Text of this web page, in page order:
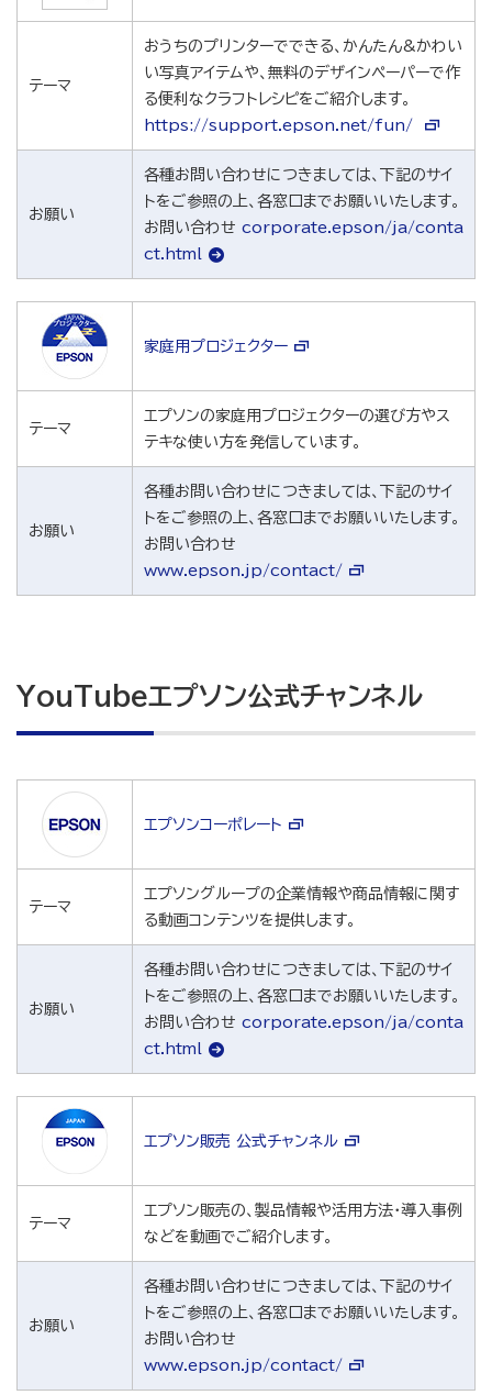
テーマ
おうちのプリンターでできる、かんたん&かわい
い写真アイテムや、無料のデザインペーパーで作
る便利なクラフトレシピをご紹介します。
https://support.epson.net/fun/
お願い
各種お問い合わせにつきましては、下記のサイ
トをご参照の上、各窓口までお願いいたします。
お問い合わせ corporate.epson/ja/conta
ct.html
家庭用プロジェクター
テーマ
エプソンの家庭用プロジェクターの選び方やス
テキな使い方を発信しています。
お願い
各種お問い合わせにつきましては、下記のサイ
トをご参照の上、各窓口までお願いいたします。
お問い合わせ
www.epson.jp/contact/
YouTubeエプソン公式チャンネル
エプソンコーポレート
テーマ
エプソングループの企業情報や商品情報に関す
る動画コンテンツを提供します。
お願い
各種お問い合わせにつきましては、下記のサイ
トをご参照の上、各窓口までお願いいたします。
お問い合わせ corporate.epson/ja/conta
ct.html
エプソン販売 公式チャンネル
テーマ
エプソン販売の、製品情報や活用方法・導入事例
などを動画でご紹介します。
お願い
各種お問い合わせにつきましては、下記のサイ
トをご参照の上、各窓口までお願いいたします。
お問い合わせ
www.epson.jp/contact/